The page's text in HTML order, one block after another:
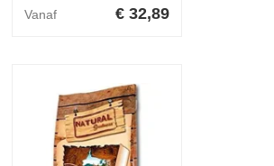
Vanaf € 32,89